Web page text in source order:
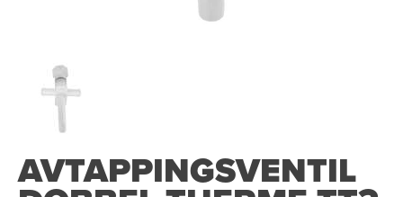
AVTAPPINGSVENTIL